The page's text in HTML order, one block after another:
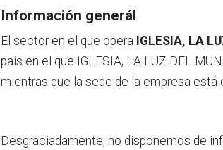
Información generál
El sector en el que opera IGLESIA, LA
país en el que IGLESIA, LA LUZ DEL
mientras que la sede de la empresa está
Desgraciadamente, no disponemos de